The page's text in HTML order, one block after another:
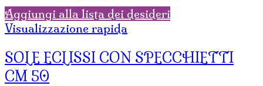
Aggiungi alla lista dei desideri
Visualizzazione rapida
SOLE ECLISSI CON SPECCHIETTI
CM 50